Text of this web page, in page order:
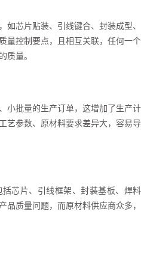
如芯片贴装、引线键合、封装成型、
量控制要点，且相互关联，任何一个
质量。
小批量的生产订单，这增加了生产计
艺参数、原材料要求差异大，容易导
芯片、引线框架、封装基板、焊料
品质量问题，而原材料供应商众多，